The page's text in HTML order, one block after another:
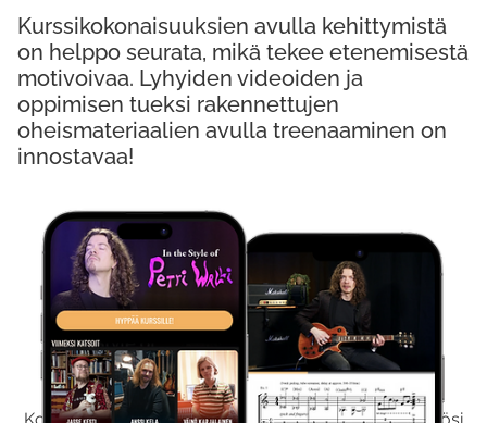
Kokeile Ilmaiseksi
Kurssikokonaisuuksien avulla kehittymistä
on helppo seurata, mikä tekee etenemisestä
motivoivaa. Lyhyiden videoiden ja
oppimisen tueksi rakennettujen
oheismateriaalien avulla treenaaminen on
innostavaa!